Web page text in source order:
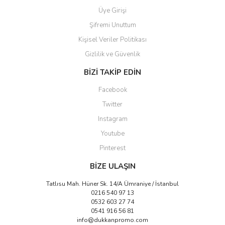
Gönder
Üye Girişi
Şifremi Unuttum
Kişisel Veriler Politikası
Gizlilik ve Güvenlik
BİZİ TAKİP EDİN
Facebook
Twitter
Instagram
Youtube
Pinterest
BİZE ULAŞIN
Tatlısu Mah. Hüner Sk. 14/A Ümraniye / İstanbul
0216 540 97 13
0532 603 27 74
0541 916 56 81
info@dukkanpromo.com